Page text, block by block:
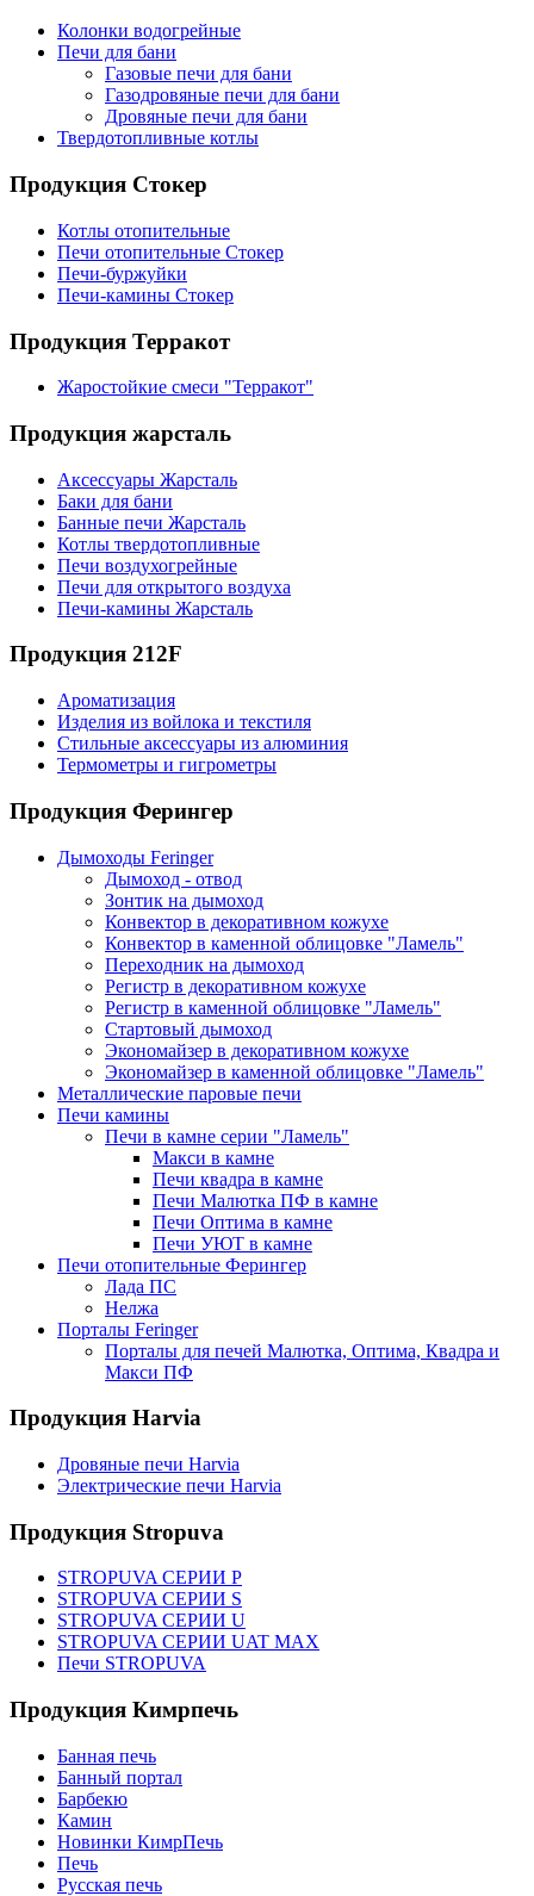
Колонки водогрейные
Печи для бани
Газовые печи для бани
Газодровяные печи для бани
Дровяные печи для бани
Твердотопливные котлы
Продукция Стокер
Котлы отопительные
Печи отопительные Стокер
Печи-буржуйки
Печи-камины Стокер
Продукция Терракот
Жаростойкие смеси "Терракот"
Продукция жарсталь
Аксессуары Жарсталь
Баки для бани
Банные печи Жарсталь
Котлы твердотопливные
Печи воздухогрейные
Печи для открытого воздуха
Печи-камины Жарсталь
Продукция 212F
Ароматизация
Изделия из войлока и текстиля
Стильные аксессуары из алюминия
Термометры и гигрометры
Продукция Ферингер
Дымоходы Feringer
Дымоход - отвод
Зонтик на дымоход
Конвектор в декоративном кожухе
Конвектор в каменной облицовке "Ламель"
Переходник на дымоход
Регистр в декоративном кожухе
Регистр в каменной облицовке "Ламель"
Стартовый дымоход
Экономайзер в декоративном кожухе
Экономайзер в каменной облицовке "Ламель"
Металлические паровые печи
Печи камины
Печи в камне серии "Ламель"
Макси в камне
Печи квадра в камне
Печи Малютка ПФ в камне
Печи Оптима в камне
Печи УЮТ в камне
Печи отопительные Ферингер
Лада ПС
Нелжа
Порталы Feringer
Порталы для печей Малютка, Оптима, Квадра и
Макси ПФ
Продукция Harvia
Дровяные печи Harvia
Электрические печи Harvia
Продукция Stropuva
STROPUVA СЕРИИ P
STROPUVA СЕРИИ S
STROPUVA СЕРИИ U
STROPUVA СЕРИИ UAT MAX
Печи STROPUVA
Продукция Кимрпечь
Банная печь
Банный портал
Барбекю
Камин
Новинки КимрПечь
Печь
Русская печь